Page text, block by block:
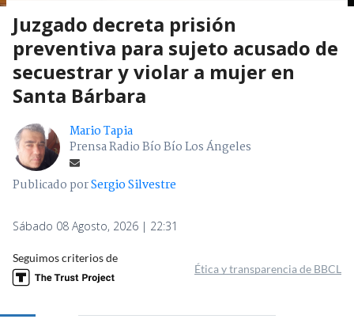
Juzgado decreta prisión
preventiva para sujeto acusado de
secuestrar y violar a mujer en
Santa Bárbara
Mario Tapia
Prensa Radio Bío Bío Los Ángeles
Publicado porSergio Silvestre
Sábado 08 Agosto, 2026 | 22:31
Seguimos criterios de
Ética y transparencia de BBCL